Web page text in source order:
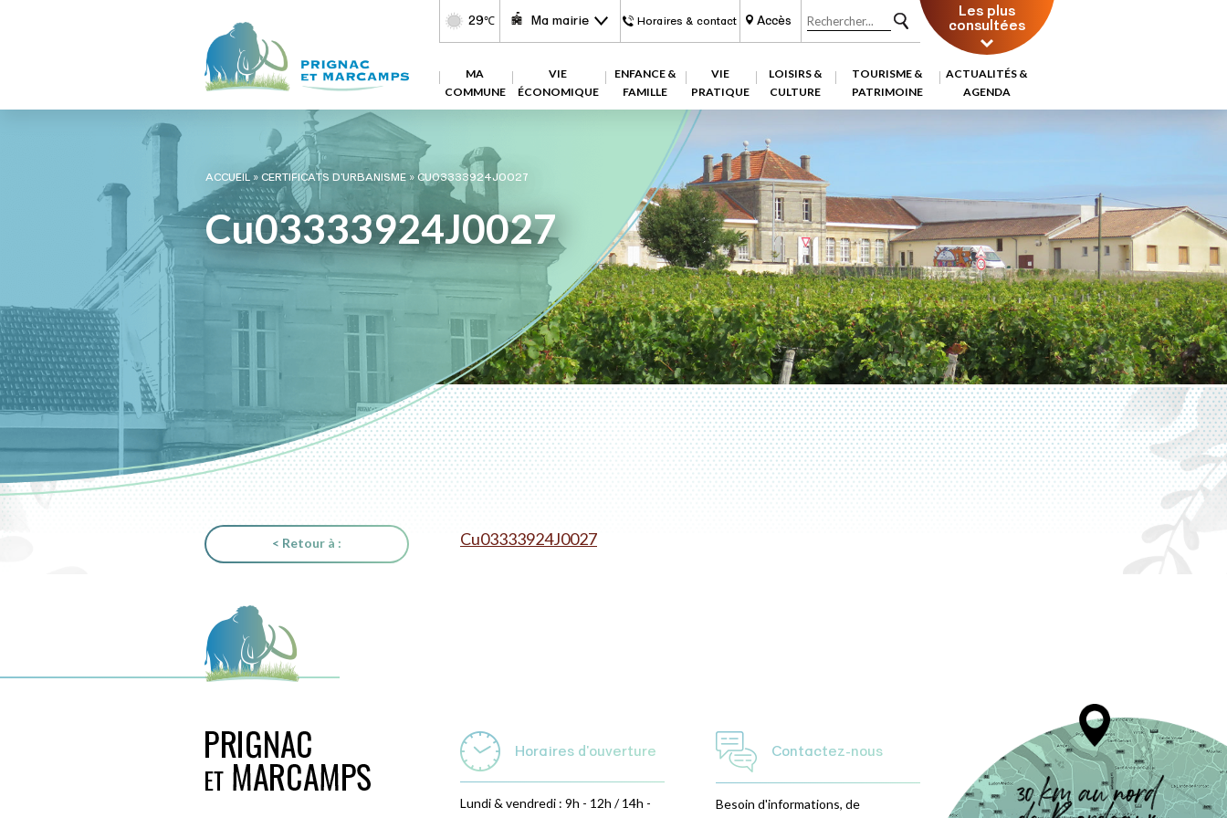
29℃ Ma mairie Horaires & contact Accès Les plus
consultées
MA
COMMUNE
VIE
ÉCONOMIQUE
ENFANCE &
FAMILLE
VIE
PRATIQUE
LOISIRS &
CULTURE
TOURISME &
PATRIMOINE
ACTUALITÉS &
AGENDA
ACCUEIL»CERTIFICATS D’URBANISME»CU03333924J0027
Cu03333924J0027
< Retour à : Cu03333924J0027
Horaires d'ouverture
Lundi & vendredi : 9h - 12h / 14h -
Contactez-nous
Besoin d'informations, de